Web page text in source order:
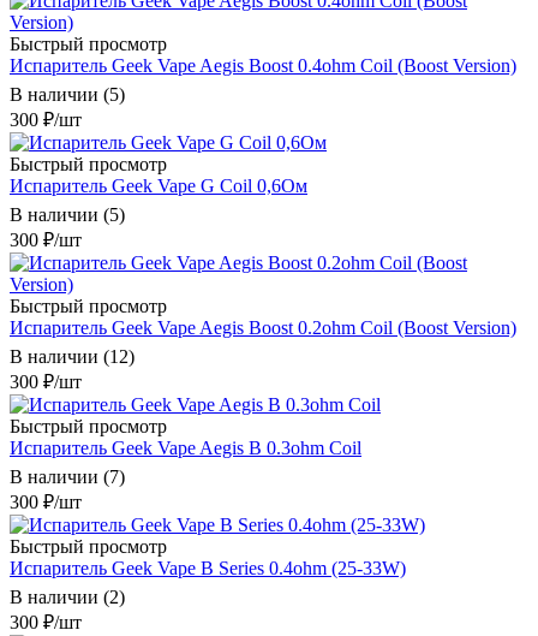
Быстрый просмотр
Испаритель Geek Vape Aegis Boost 0.4ohm Coil (Boost Version)
В наличии (5)
300 ₽/шт
Быстрый просмотр
Испаритель Geek Vape G Coil 0,6Ом
В наличии (5)
300 ₽/шт
Быстрый просмотр
Испаритель Geek Vape Aegis Boost 0.2ohm Coil (Boost Version)
В наличии (12)
300 ₽/шт
Быстрый просмотр
Испаритель Geek Vape Aegis B 0.3ohm Coil
В наличии (7)
300 ₽/шт
Быстрый просмотр
Испаритель Geek Vape B Series 0.4ohm (25-33W)
В наличии (2)
300 ₽/шт